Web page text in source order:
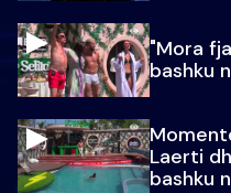
"Mora
bashku
Laerti
bashku